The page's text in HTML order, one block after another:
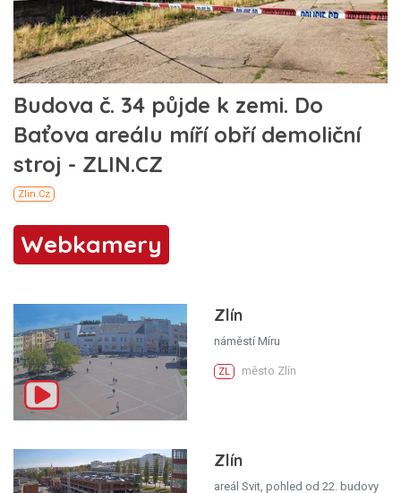
Webkamery
Zlín
náměstí Míru
ZL město Zlín
Zlín
areál Svit, pohled od 22. budovy